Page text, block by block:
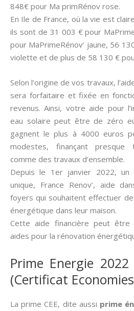
848€ pour Ma primRénov rose.
En Ile de France, où la vie est
ils sont de 31 003 € pour
pour MaPrimeRénov’ jaune, 56
violette et de plus de 58 130 €
Selon l’origine de vos travaux,
sera forfaitaire et fixée en
revenus. Ainsi, votre aide pour
eau solaire peut être de zéro
gagnent le plus à 4000 euros
modestes, finançant presque
comme des travaux d’ensemble.
Depuis le 1er janvier 2022, un
unique, France Renov’, aide
foyers qui souhaitent effectuer
énergétique dans leur maison.
Cette aide financière peut être
aides pour la rénovation
Prime Energie
(Certificat
La prime CEE, dite aussi­ prime